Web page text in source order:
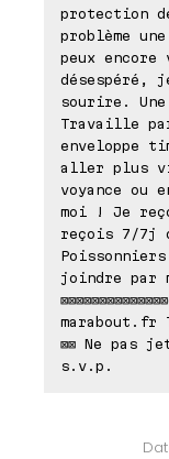
protection
problème
peux
désespéré,
sourire.
Travaille
enveloppe
aller plus
voyance ou
moi ! Je
reçois 7/7j
Poissonniers
joindre par
marabout.fr
⊠⊠ Ne pas
s.v.p.